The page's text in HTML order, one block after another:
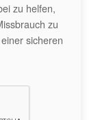
zu helfen,
zu
sicheren